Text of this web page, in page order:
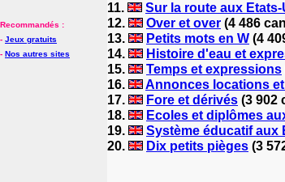
Recommandés :
- Jeux gratuits
- Nos autres sites
11.
Sur la route aux
12.
Over et over (4 486
13.
Petits mots en W (4
14.
Histoire d'eau et
15.
Temps et expressions
16.
Annonces locations
17.
Fore et dérivés (3 902
18.
Ecoles et diplômes
19.
Système éducatif aux
20.
Dix petits pièges (3